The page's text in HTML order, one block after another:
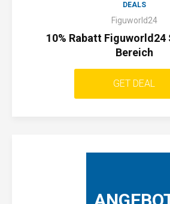
DEALS
Figuworld24
10% Rabatt Figuworld24
Bereich
GET DEAL